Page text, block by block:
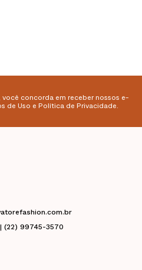
você concorda em receber nossos e-
de Uso e Política de Privacidade.
(22) 99745-3570